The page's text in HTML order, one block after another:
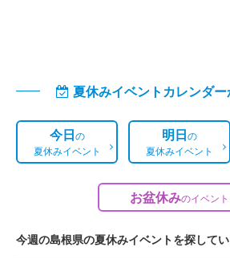
夏休みイベントカレンダ
今日の
夏休みイベント
明日の
夏休みイベント
お盆休みのイベント
今週の島根県の夏休みイベントを探して